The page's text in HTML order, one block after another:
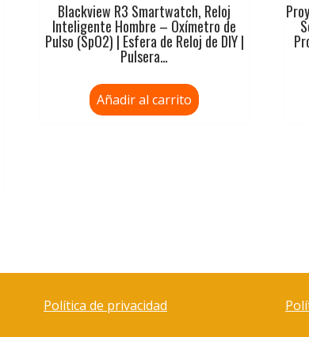
Blackview R3 Smartwatch, Reloj
Inteligente Hombre – Oxímetro de
Pulso (SpO2) | Esfera de Reloj de DIY |
Pulsera…
Añadir al carrito
Política de privacidad